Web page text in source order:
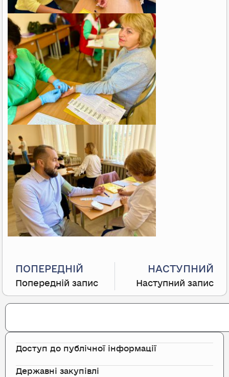
ПОПЕРЕДНІЙ
Попередній запис
НАСТУПНИЙ
Наступний запис
Search
Доступ до публічної інформації
Державні закупівлі